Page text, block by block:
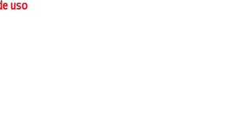
uso